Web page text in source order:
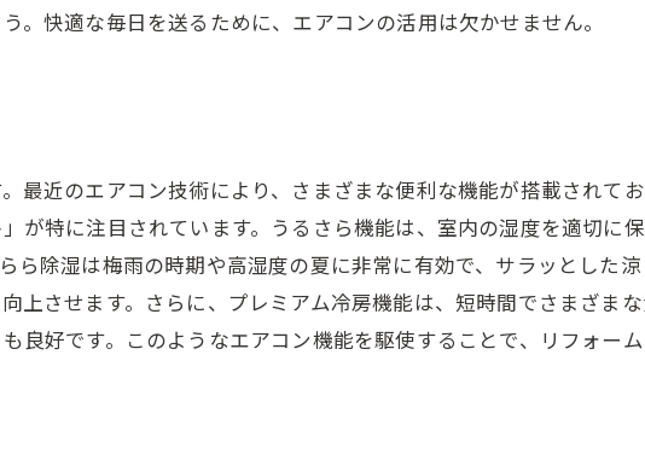
快適な毎日を送るために、エアコンの活用は欠かせません。
最近のエアコン技術により、さまざまな便利な機能が搭載されて
が特に注目されています。うるさら機能は、室内の湿度を適切に
ら除湿は梅雨の時期や高湿度の夏に非常に有効で、サラッとした
上させます。さらに、プレミアム冷房機能は、短時間でさまざま
良好です。このようなエアコン機能を駆使することで、リフォー